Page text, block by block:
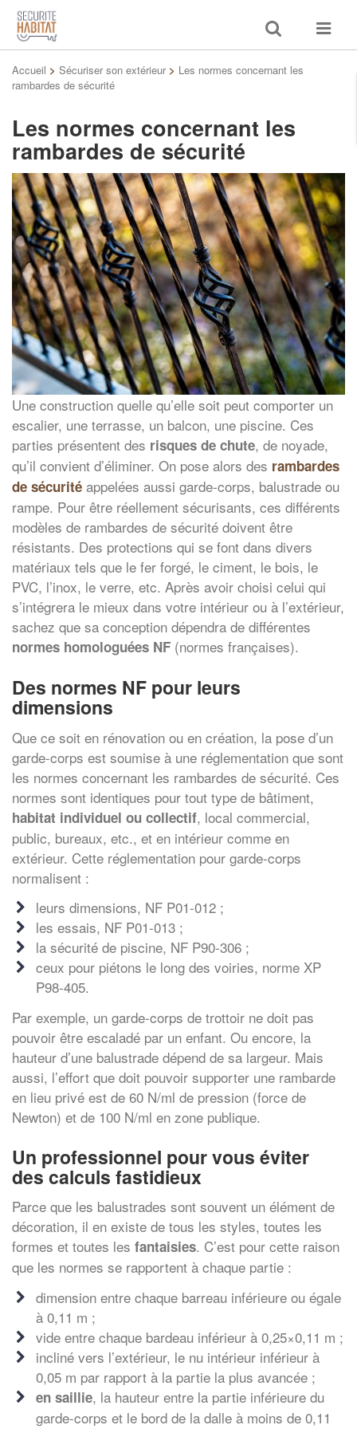
Toggle
search
Toggle
Accueil > Sécuriser son extérieur > Les normes concernant les
rambardes de sécurité
Les normes concernant les
rambardes de sécurité
Une construction quelle qu’elle soit peut comporter un
escalier, une terrasse, un balcon, une piscine. Ces
parties présentent des risques de chute, de noyade,
qu’il convient d’éliminer. On pose alors des rambardes
de sécurité appelées aussi garde-corps, balustrade ou
rampe. Pour être réellement sécurisants, ces différents
modèles de rambardes de sécurité doivent être
résistants. Des protections qui se font dans divers
matériaux tels que le fer forgé, le ciment, le bois, le
PVC, l’inox, le verre, etc. Après avoir choisi celui qui
s’intégrera le mieux dans votre intérieur ou à l’extérieur,
sachez que sa conception dépendra de différentes
normes homologuées NF (normes françaises).
Des normes NF pour leurs
dimensions
Que ce soit en rénovation ou en création, la pose d’un
garde-corps est soumise à une réglementation que sont
les normes concernant les rambardes de sécurité. Ces
normes sont identiques pour tout type de bâtiment,
habitat individuel ou collectif, local commercial,
public, bureaux, etc., et en intérieur comme en
extérieur. Cette réglementation pour garde-corps
normalisent :
leurs dimensions, NF P01-012 ;
les essais, NF P01-013 ;
la sécurité de piscine, NF P90-306 ;
ceux pour piétons le long des voiries, norme XP
P98-405.
Par exemple, un garde-corps de trottoir ne doit pas
pouvoir être escaladé par un enfant. Ou encore, la
hauteur d’une balustrade dépend de sa largeur. Mais
aussi, l’effort que doit pouvoir supporter une rambarde
en lieu privé est de 60 N/ml de pression (force de
Newton) et de 100 N/ml en zone publique.
Un professionnel pour vous éviter
des calculs fastidieux
Parce que les balustrades sont souvent un élément de
décoration, il en existe de tous les styles, toutes les
formes et toutes les fantaisies. C’est pour cette raison
que les normes se rapportent à chaque partie :
dimension entre chaque barreau inférieure ou égale
à 0,11 m ;
vide entre chaque bardeau inférieur à 0,25×0,11 m ;
incliné vers l’extérieur, le nu intérieur inférieur à
0,05 m par rapport à la partie la plus avancée ;
en saillie, la hauteur entre la partie inférieure du
garde-corps et le bord de la dalle à moins de 0,11